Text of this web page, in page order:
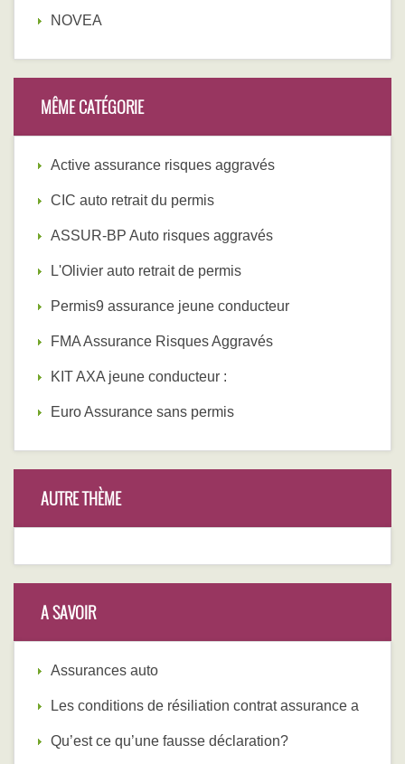
NOVEA
MÊME CATÉGORIE
Active assurance risques aggravés
CIC auto retrait du permis
ASSUR-BP Auto risques aggravés
L'Olivier auto retrait de permis
Permis9 assurance jeune conducteur
FMA Assurance Risques Aggravés
KIT AXA jeune conducteur :
Euro Assurance sans permis
AUTRE THÈME
A SAVOIR
Assurances auto
Les conditions de résiliation contrat assurance a
Qu’est ce qu’une fausse déclaration?